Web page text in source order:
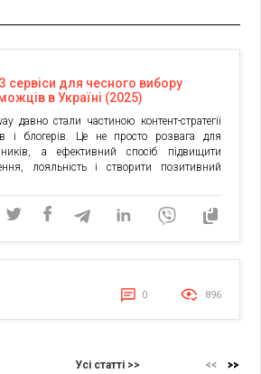
сервіси для чесного вибору
в Україні (2025)
давно стали частиною контент-стратегії
і блогерів. Це не просто розвага для
а ефективний спосіб підвищити
лояльність і створити позитивний
giveaway з’явилася і проблема — як
розіграш чесно, без технічних помилок і
для акаунтів. У 2025 році маркетологи
частіше відмовляються […]
0 896
Усі статті >>